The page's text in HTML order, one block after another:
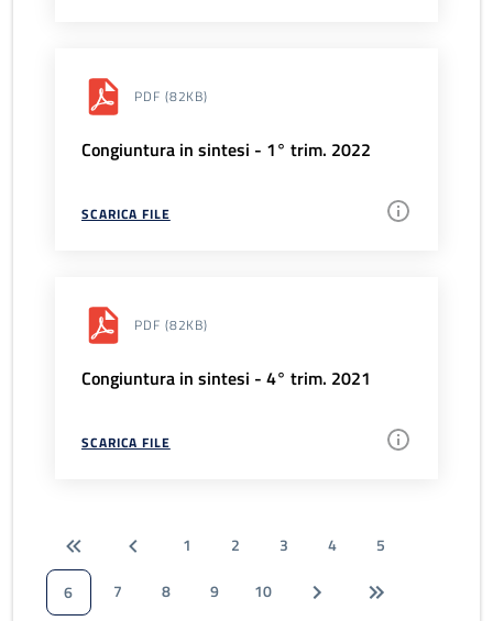
PDF (82KB)
Congiuntura in sintesi - 1° trim. 2022
SCARICA FILE
PDF (82KB)
Congiuntura in sintesi - 4° trim. 2021
SCARICA FILE
1 2 3 4
5
6
7 8 9 10